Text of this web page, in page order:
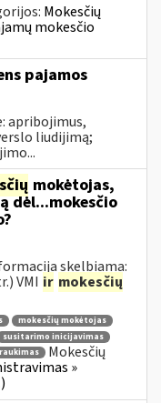
Mokesčių
mokesčio
pajamos
apribojimus,
liudijimą;
mokėtojas,
dėl...mokesčio
skelbiama:
VMI ir mokesčių
mokesčių mokėtojas
susitarimo inicijavimas
Mokesčių
»